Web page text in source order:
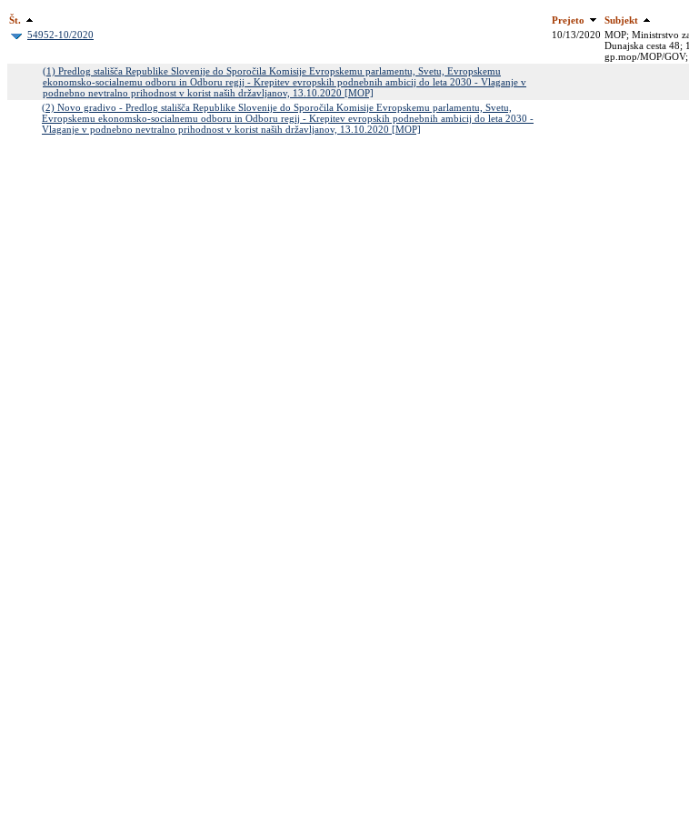
Št. Prejeto Subjekt
54952-10/2020
10/13/2020 MOP; Ministrstvo
Dunajska cesta 48;
gp.mop/MOP/
(1) Predlog stališča Republike Slovenije do Sporočila Komisije Evropskemu parlamentu, Svetu, Evropskemu
ekonomsko-socialnemu odboru in Odboru regij - Krepitev evropskih podnebnih ambicij do leta 2030 - Vlaganje v
podnebno nevtralno prihodnost v korist naših državljanov, 13.10.2020 [MOP]
(2) Novo gradivo - Predlog stališča Republike Slovenije do Sporočila Komisije Evropskemu parlamentu, Svetu,
Evropskemu ekonomsko-socialnemu odboru in Odboru regij - Krepitev evropskih podnebnih ambicij do leta 2030 -
Vlaganje v podnebno nevtralno prihodnost v korist naših državljanov, 13.10.2020 [MOP]